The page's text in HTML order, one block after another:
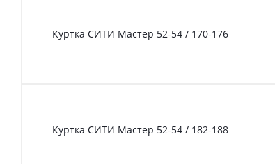
Куртка СИТИ Мастер 52-54 / 170-176
Куртка СИТИ Мастер 52-54 / 182-188